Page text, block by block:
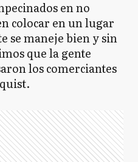
en no
colocar en un lugar
se maneje bien y sin
que la gente
los comerciantes